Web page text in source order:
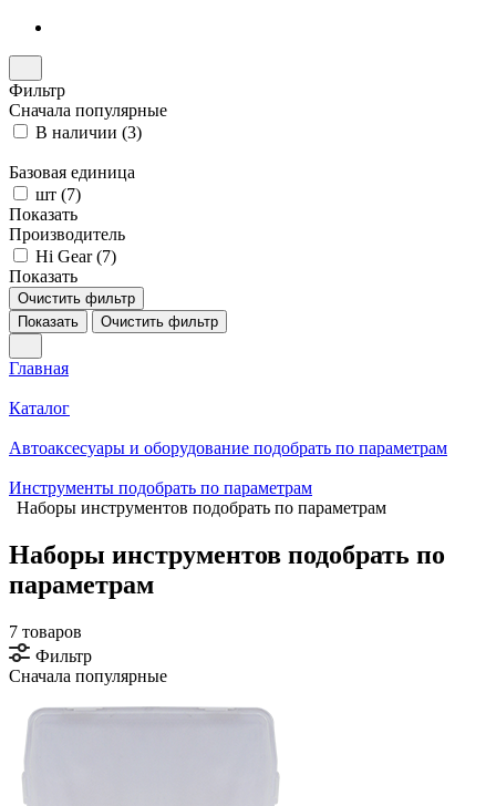
Фильтр
Сначала популярные
В наличии (3)
Базовая единица
шт (7)
Показать
Производитель
Hi Gear (7)
Показать
Очистить фильтр
Показать
Очистить фильтр
Главная
Каталог
Автоаксесуары и оборудование подобрать по параметрам
Инструменты подобрать по параметрам
Наборы инструментов подобрать по параметрам
Наборы инструментов подобрать по
параметрам
7 товаров
Фильтр
Сначала популярные